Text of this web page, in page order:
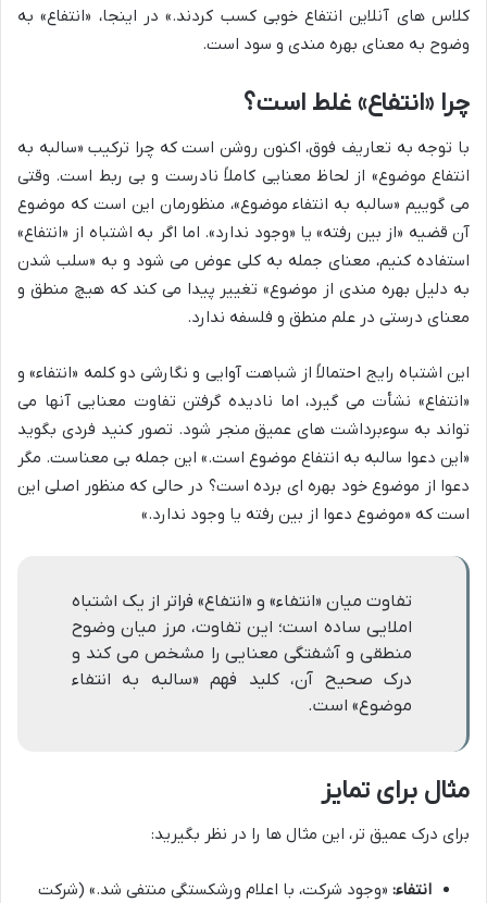
کلاس های آنلاین انتفاع خوبی کسب کردند.» در اینجا، «انتفاع» به
وضوح به معنای بهره مندی و سود است.
چرا «انتفاع» غلط است؟
با توجه به تعاریف فوق، اکنون روشن است که چرا ترکیب «سالبه به
انتفاع موضوع» از لحاظ معنایی کاملاً نادرست و بی ربط است. وقتی
می گوییم «سالبه به انتفاء موضوع»، منظورمان این است که موضوع
آن قضیه «از بین رفته» یا «وجود ندارد». اما اگر به اشتباه از «انتفاع»
استفاده کنیم، معنای جمله به کلی عوض می شود و به «سلب شدن
به دلیل بهره مندی از موضوع» تغییر پیدا می کند که هیچ منطق و
معنای درستی در علم منطق و فلسفه ندارد.
این اشتباه رایج احتمالاً از شباهت آوایی و نگارشی دو کلمه «انتفاء» و
«انتفاع» نشأت می گیرد، اما نادیده گرفتن تفاوت معنایی آنها می
تواند به سوءبرداشت های عمیق منجر شود. تصور کنید فردی بگوید
«این دعوا سالبه به انتفاع موضوع است.» این جمله بی معناست. مگر
دعوا از موضوع خود بهره ای برده است؟ در حالی که منظور اصلی این
است که «موضوع دعوا از بین رفته یا وجود ندارد.»
تفاوت میان «انتفاء» و «انتفاع» فراتر از یک اشتباه
املایی ساده است؛ این تفاوت، مرز میان وضوح
منطقی و آشفتگی معنایی را مشخص می کند و
درک صحیح آن، کلید فهم «سالبه به انتفاء
موضوع» است.
مثال برای تمایز
برای درک عمیق تر، این مثال ها را در نظر بگیرید:
انتفاء: «وجود شرکت، با اعلام ورشکستگی منتفی شد.» (شرکت